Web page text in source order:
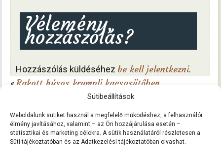
Sütibeállítások
Weboldalunk sütiket használ a megfelelő működéshez, a felhasználói
élmény javításához, valamint – az Ön hozzájárulása esetén –
statisztikai és marketing célokra. A sütik használatáról részletesen a
Süti tájékoztatóban és az Adatkezelési tájékoztatóban olvashat.
Vélemény,
hozzászólás?
Hozzászólás küldéséhez be kell jelentkezni.
«Rakott húsos krumpli kacsasütőben
Spagettiszósz, pizzakrém, – melyik
paradicsomból